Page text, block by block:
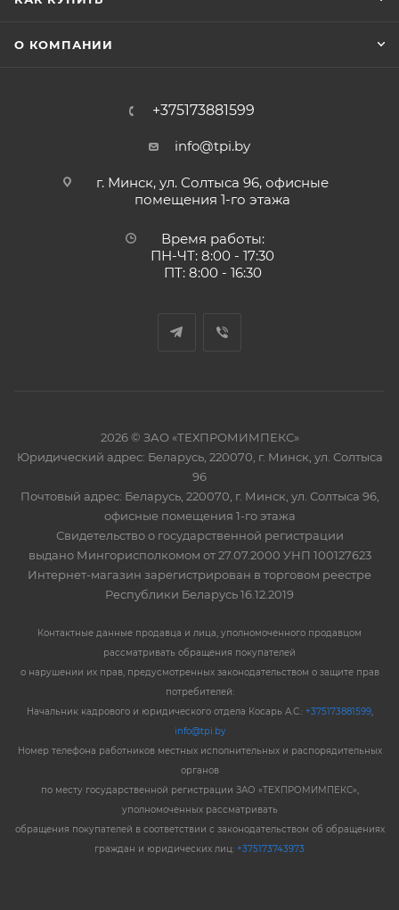
О КОМПАНИИ
+375173881599
info@tpi.by
г. Минск, ул. Солтыса 96, офисные
помещения 1-го этажа
Время работы:
ПН-ЧТ: 8:00 - 17:30
ПТ: 8:00 - 16:30
2026 © ЗАО «ТЕХПРОМИМПЕКС»
Юридический адрес: Беларусь, 220070, г. Минск, ул. Солтыса
96
Почтовый адрес: Беларусь, 220070, г. Минск, ул. Солтыса 96,
офисные помещения 1-го этажа
Свидетельство о государственной регистрации
выдано Мингорисполкомом от 27.07.2000 УНП 100127623
Интернет-магазин зарегистрирован в торговом реестре
Республики Беларусь 16.12.2019
Контактные данные продавца и лица, уполномоченного продавцом
рассматривать обращения покупателей
о нарушении их прав, предусмотренных законодательством о защите прав
потребителей:
Начальник кадрового и юридического отдела Косарь А.С.: +375173881599,
info@tpi.by
Номер телефона работников местных исполнительных и распорядительных
органов
по месту государственной регистрации ЗАО «ТЕХПРОМИМПЕКС»,
уполномоченных рассматривать
обращения покупателей в соответствии с законодательством об обращениях
граждан и юридических лиц: +375173743973